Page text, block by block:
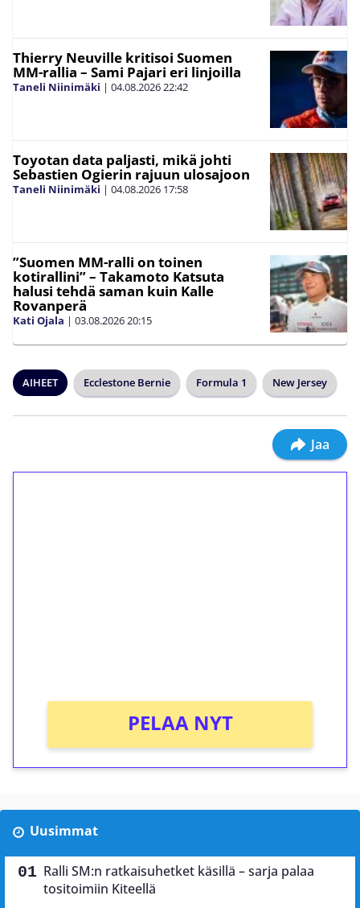
Thierry Neuville kritisoi Suomen
MM-rallia – Sami Pajari eri linjoilla
Taneli Niinimäki | 04.08.202622:42
Toyotan data paljasti, mikä johti
Sebastien Ogierin rajuun ulosajoon
Taneli Niinimäki | 04.08.2026 17:58
”Suomen MM-ralli on toinen
kotirallini” – Takamoto Katsuta
halusi tehdä saman kuin Kalle
Rovanperä
Kati Ojala | 03.08.202620:15
AIHEET Ecclestone Bernie Formula 1 New Jersey
Jaa
PELAA NYT
Uusimmat
Ralli SM:n ratkaisuhetket käsillä – sarja palaa
tositoimiin Kiteellä